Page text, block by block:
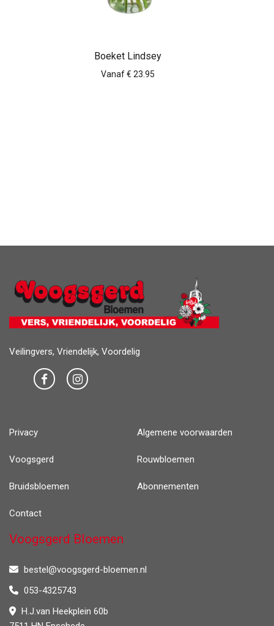
Boeket Lindsey
Vanaf € 23.95
Veilingvers, Vriendelijk, Voordelig
Privacy Algemene voorwaarden
Voogsgerd Rouwbloemen
Bruidsbloemen Abonnementen
Contact
Voogsgerd Bloemen
bestel@voogsgerd-bloemen.nl
053-4325743
H.J.van Heekplein 60b